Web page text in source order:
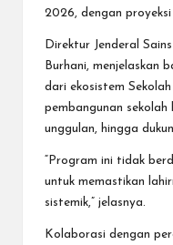
2026, dengan
Direktur Jenderal
Burhani, menjelaskan
dari ekosistem
pembangunan
unggulan, hingga
“Program ini tidak
untuk memastikan
sistemik,” jelasnya.
Kolaborasi dengan